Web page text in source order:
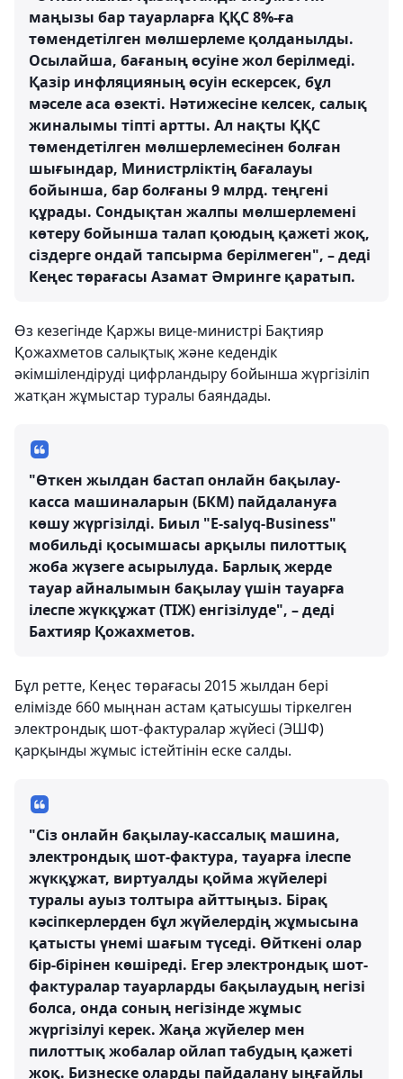
маңызы бар тауарларға ҚҚС 8%-ға
төмендетілген мөлшерлеме қолданылды.
Осылайша, бағаның өсуіне жол берілмеді.
Қазір инфляцияның өсуін ескерсек, бұл
мәселе аса өзекті. Нәтижесіне келсек, салық
жиналымы тіпті артты. Ал нақты ҚҚС
төмендетілген мөлшерлемесінен болған
шығындар, Министрліктің бағалауы
бойынша, бар болғаны 9 млрд. теңгені
құрады. Сондықтан жалпы мөлшерлемені
көтеру бойынша талап қоюдың қажеті жоқ,
сіздерге ондай тапсырма берілмеген", – деді
Кеңес төрағасы Азамат Әмринге қаратып.
Өз кезегінде Қаржы вице-министрі Бақтияр
Қожахметов салықтық және кедендік
әкімшілендіруді цифрландыру бойынша жүргізіліп
жатқан жұмыстар туралы баяндады.
"Өткен жылдан бастап онлайн бақылау-
касса машиналарын (БКМ) пайдалануға
көшу жүргізілді. Биыл "E-salyq-Business"
мобильді қосымшасы арқылы пилоттық
жоба жүзеге асырылуда. Барлық жерде
тауар айналымын бақылау үшін тауарға
ілеспе жүкқұжат (ТІЖ) енгізілуде", – деді
Бахтияр Қожахметов.
Бұл ретте, Кеңес төрағасы 2015 жылдан бері
елімізде 660 мыңнан астам қатысушы тіркелген
электрондық шот-фактуралар жүйесі (ЭШФ)
қарқынды жұмыс істейтінін еске салды.
"Сіз онлайн бақылау-кассалық машина,
электрондық шот-фактура, тауарға ілеспе
жүкқұжат, виртуалды қойма жүйелері
туралы ауыз толтыра айттыңыз. Бірақ
кәсіпкерлерден бұл жүйелердің жұмысына
қатысты үнемі шағым түседі. Өйткені олар
бір-бірінен көшіреді. Егер электрондық шот-
фактуралар тауарларды бақылаудың негізі
болса, онда соның негізінде жұмыс
жүргізілуі керек. Жаңа жүйелер мен
пилоттық жобалар ойлап табудың қажеті
жоқ. Бизнеске оларды пайдалану ыңғайлы